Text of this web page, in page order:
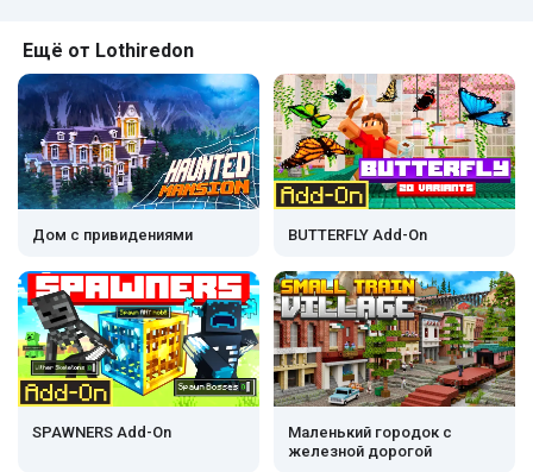
Ещё от Lothiredon
Дом с привидениями BUTTERFLY Add-On
SPAWNERS Add-On
Маленький городок с
железной дорогой